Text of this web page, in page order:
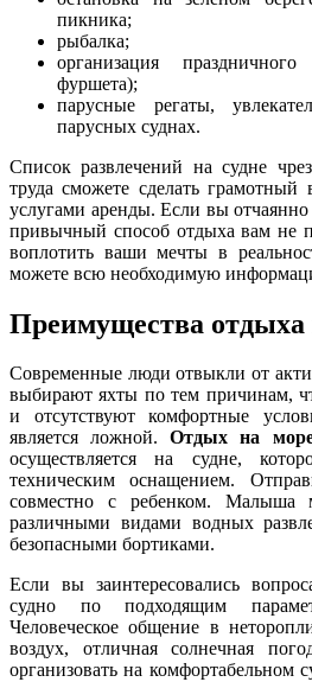
пикника;
рыбалка;
организация
фуршета);
парусные регаты,
парусных суднах.
Список развлечений на судне
труда сможете сделать грамотный
услугами аренды. Если вы
привычный способ отдыха вам не
воплотить ваши мечты в
можете всю необходимую
Преимущества отдыха
Современные люди отвыкли от
выбирают яхты по тем причинам,
и отсутствуют комфортные
является ложной.Отдых на
осуществляется на судне,
техническим оснащением.
совместно с ребенком. Малыша
различными видами водных
безопасными бортиками.
Если вы заинтересовались
судно по подходящим
Человеческое общение в
воздух, отличная солнечная
организовать на